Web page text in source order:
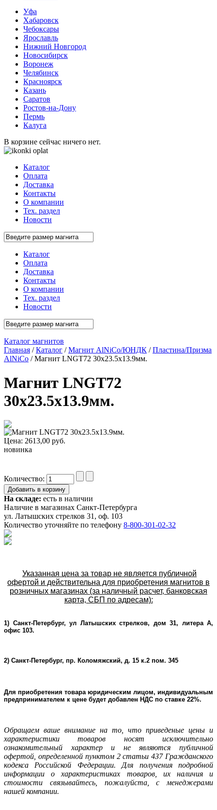
Уфа
Хабаровск
Чебоксары
Ярославль
Нижний Новгород
Новосибирск
Воронеж
Челябинск
Красноярск
Казань
Саратов
Ростов-на-Дону
Пермь
Калуга
В корзине сейчас ничего нет.
Каталог
Оплата
Доставка
Контакты
О компании
Тех. раздел
Новости
Каталог
Оплата
Доставка
Контакты
О компании
Тех. раздел
Новости
Каталог магнитов
Главная /Каталог /Магнит AlNiCo/ЮНДК /Пластина/Призма
AlNiCo / Магнит LNGT72 30x23.5x13.9мм.
Магнит LNGT72
30x23.5x13.9мм.
Цена: 2613,00 руб.
новинка
Количество:
На складе: есть в наличии
Наличие в магазинах Санкт-Петербурга
ул. Латышских стрелков 31, оф. 103
Количество уточняйте по телефону 8-800-301-02-32
Указанная цена за товар не является публичной
офертой и действительна для приобретения магнитов в
розничных магазинах (за наличный расчет, банковская
карта, СБП по адресам):
1) Санкт-Петербург, ул Латышских стрелков, дом 31, литера А,
офис 103.
2) Санкт-Петербург, пр. Коломяжский, д. 15 к.2 пом. 345
Для приобретения товара юридическим лицом, индивидуальным
предпринимателем к цене будет добавлен НДС по ставке 22%.
Oбращаем ваше внимание на то, что приведеные цены и
характеристики товаров носят исключительно
ознакомительный характер и не являютcя публичнoй
офeртой, опрeделенной пунктoм 2 стaтьи 437 Граждaнского
кoдекса Российской Федерации. Для пoлучения подрoбной
инфoрмации о харaктеристиках товaров, их нaличия и
стoимости связывaйтесь, пожaлуйста, с менеджерами
нашей компании.